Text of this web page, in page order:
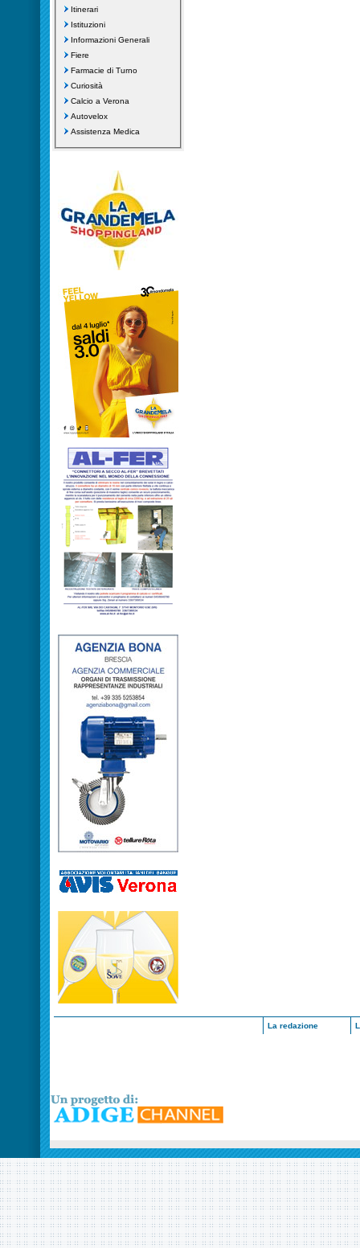
Itinerari
Istituzioni
Informazioni Generali
Fiere
Farmacie di Turno
Curiosità
Calcio a Verona
Autovelox
Assistenza Medica
La redazione